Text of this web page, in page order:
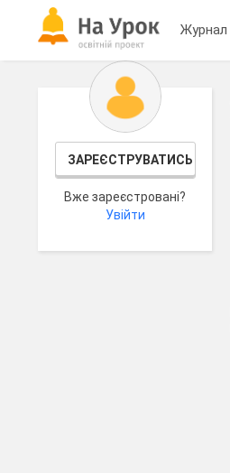
Журнал
ЗАРЕЄСТРУВАТИСЬ
Вже зареєстровані?
Увійти